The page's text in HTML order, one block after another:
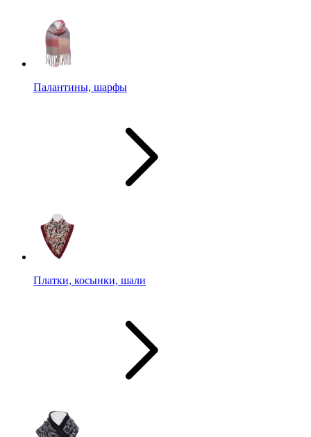
Палантины, шарфы
Платки, косынки, шали